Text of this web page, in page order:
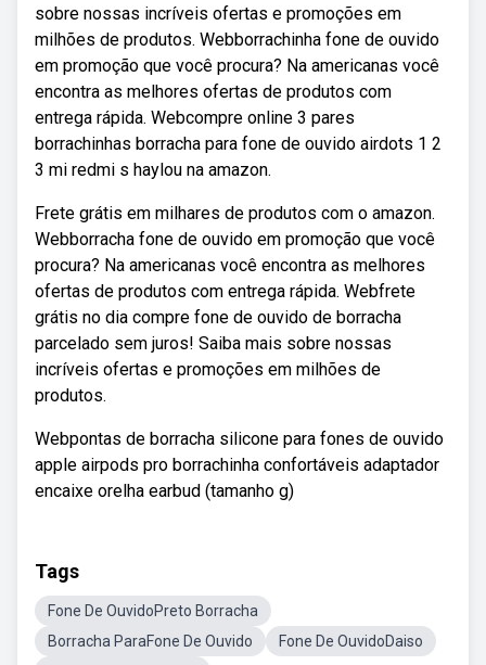
sobre nossas incríveis ofertas e promoções em
milhões de produtos. Webborrachinha fone de ouvido
em promoção que você procura? Na americanas você
encontra as melhores ofertas de produtos com
entrega rápida. Webcompre online 3 pares
borrachinhas borracha para fone de ouvido airdots 1 2
3 mi redmi s haylou na amazon.
Frete grátis em milhares de produtos com o amazon.
Webborracha fone de ouvido em promoção que você
procura? Na americanas você encontra as melhores
ofertas de produtos com entrega rápida. Webfrete
grátis no dia compre fone de ouvido de borracha
parcelado sem juros! Saiba mais sobre nossas
incríveis ofertas e promoções em milhões de
produtos.
Webpontas de borracha silicone para fones de ouvido
apple airpods pro borrachinha confortáveis adaptador
encaixe orelha earbud (tamanho g)
Tags
Fone De OuvidoPreto Borracha
Borracha ParaFone De Ouvido
Fone De OuvidoDaiso